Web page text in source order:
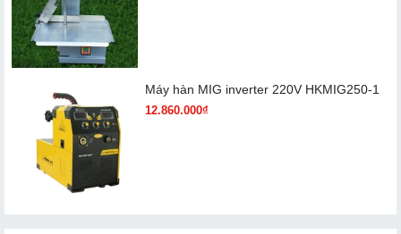
Máy hàn MIG inverter 220V HKMIG250-1
12.860.000₫